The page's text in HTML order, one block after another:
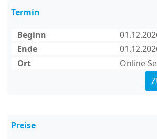
Termin
Beginn
Ende
Ort
Online-
Preise